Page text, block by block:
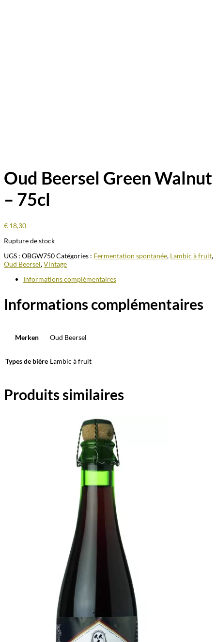
Oud Beersel Green Walnut
– 75cl
€ 18,30
Rupture de stock
UGS : OBGW750Catégories : Fermentation spontanée, Lambic à fruit,
Oud Beersel,Vintage
Informations complémentaires
Informations complémentaires
Merken Oud Beersel
Types de bière Lambic à fruit
Produits similaires